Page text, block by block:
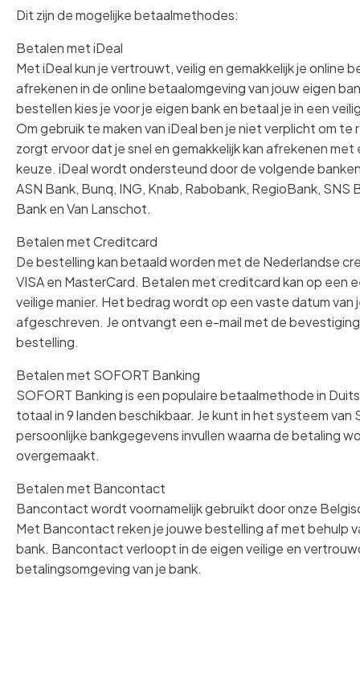
Dit zijn de mogelijke betaalmethodes:
Betalen met iDeal
Met iDeal kun je vertrouwt, veilig en gemakkelijk je online
afrekenen in de online betaalomgeving van jouw eigen
bestellen kies je voor je eigen bank en betaal je in een
Om gebruik te maken van iDeal ben je niet verplicht om te
zorgt ervoor dat je snel en gemakkelijk kan afrekenen met
keuze. iDeal wordt ondersteund door de volgende
ASN Bank, Bunq, ING, Knab, Rabobank, RegioBank, SNS
Bank en Van Lanschot.
Betalen met Creditcard
De bestelling kan betaald worden met de Nederlandse
VISA en MasterCard. Betalen met creditcard kan op een
veilige manier. Het bedrag wordt op een vaste datum van
afgeschreven. Je ontvangt een e-mail met de
bestelling.
Betalen met SOFORT Banking
SOFORT Banking is een populaire betaalmethode in
totaal in 9 landen beschikbaar. Je kunt in het systeem van
persoonlijke bankgegevens invullen waarna de betaling
overgemaakt.
Betalen met Bancontact
Bancontact wordt voornamelijk gebruikt door onze
Met Bancontact reken je jouwe bestelling af met behulp
bank. Bancontact verloopt in de eigen veilige en
betalingsomgeving van je bank.